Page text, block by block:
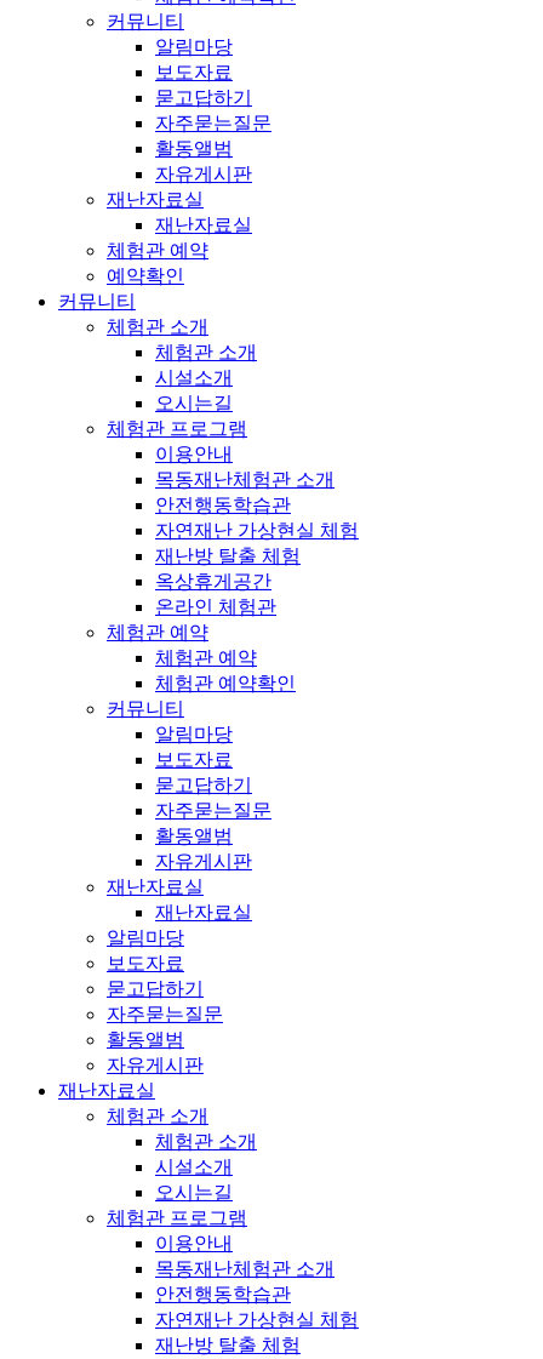
커뮤니티
알림마당
보도자료
묻고답하기
자주묻는질문
활동앨범
자유게시판
재난자료실
재난자료실
체험관 예약
예약확인
커뮤니티
체험관 소개
체험관 소개
시설소개
오시는길
체험관 프로그램
이용안내
목동재난체험관 소개
안전행동학습관
자연재난 가상현실 체험
재난방 탈출 체험
옥상휴게공간
온라인 체험관
체험관 예약
체험관 예약
체험관 예약확인
커뮤니티
알림마당
보도자료
묻고답하기
자주묻는질문
활동앨범
자유게시판
재난자료실
재난자료실
알림마당
보도자료
묻고답하기
자주묻는질문
활동앨범
자유게시판
재난자료실
체험관 소개
체험관 소개
시설소개
오시는길
체험관 프로그램
이용안내
목동재난체험관 소개
안전행동학습관
자연재난 가상현실 체험
재난방 탈출 체험